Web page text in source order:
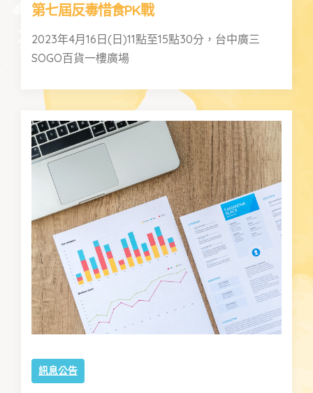
第七屆反毒惜食PK戰
2023年4月16日(日)11點至15點30分，台中廣三
SOGO百貨一樓廣場
訊息公告